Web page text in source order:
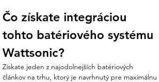
Čo získate integráciou
tohto batériového systému
Wattsonic?
Získate jeden z najodolnejších batériových
článkov na trhu, ktorý je navrhnutý pre maximálnu